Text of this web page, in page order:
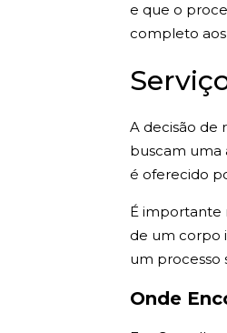
e que o
completo
A decisão de
buscam uma
é oferecido
É importante
de um corpo
um processo
Onde